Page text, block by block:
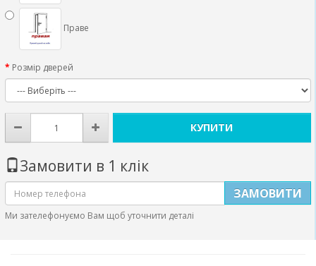
Праве
Розмір дверей
КУПИТИ
Замовити в 1 клік
ЗАМОВИТИ
Ми зателефонуємо Вам щоб уточнити деталі